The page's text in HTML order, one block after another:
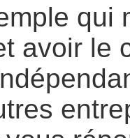
qui
avoir le